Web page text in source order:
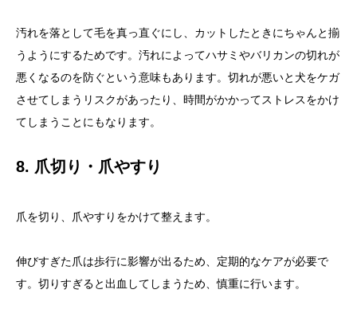
汚れを落として毛を真っ直ぐにし、カットしたときにちゃんと揃
うようにするためです。汚れによってハサミやバリカンの切れが
悪くなるのを防ぐという意味もあります。切れが悪いと犬をケガ
させてしまうリスクがあったり、時間がかかってストレスをかけ
てしまうことにもなります。
8. 爪切り・爪やすり
爪を切り、爪やすりをかけて整えます。
伸びすぎた爪は歩行に影響が出るため、定期的なケアが必要で
す。切りすぎると出血してしまうため、慎重に行います。